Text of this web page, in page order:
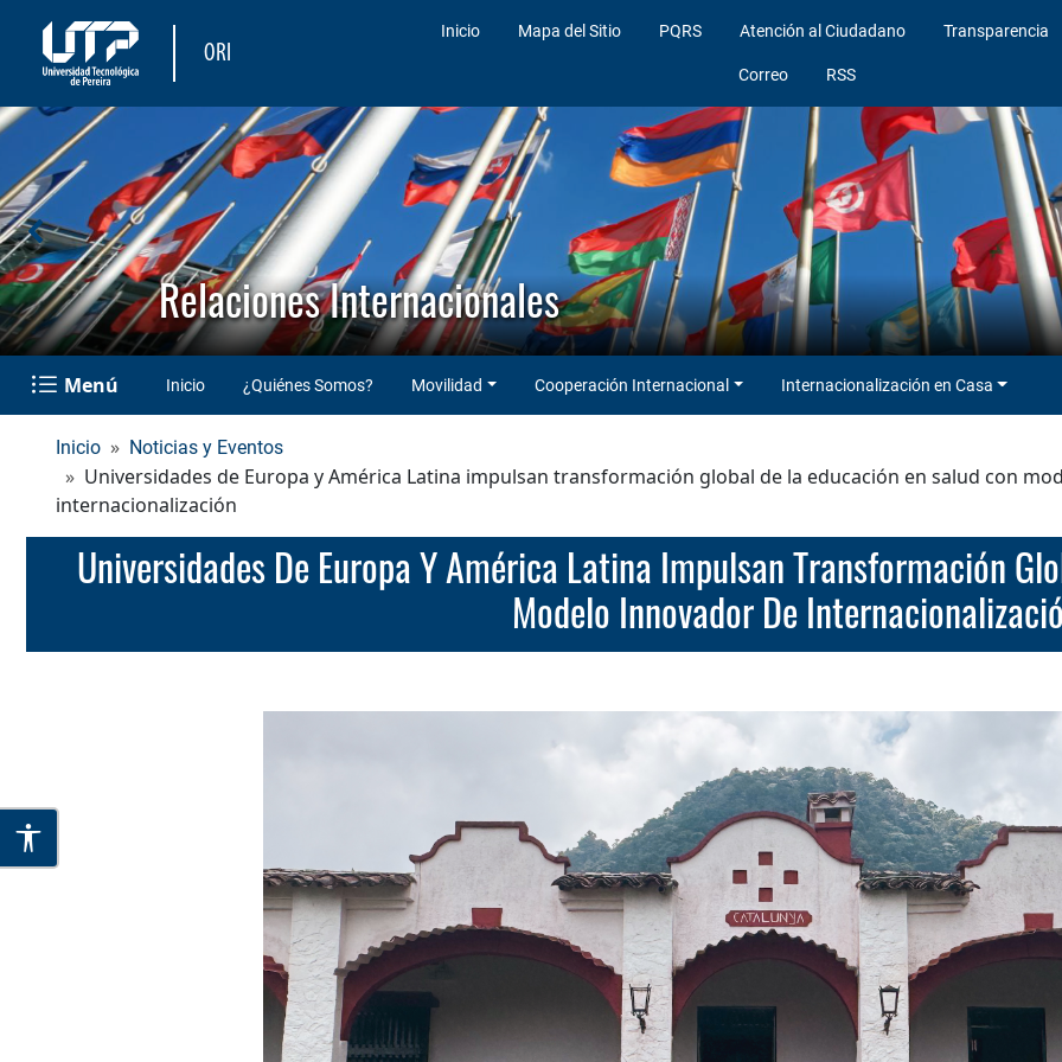
ORI
Inicio Mapa del Sitio PQRS Atención al Ciudadano Transparencia
Correo RSS
Relaciones Internacionales
Menú Inicio ¿Quiénes Somos? Movilidad Cooperación Internacional Internacionalización en Casa
Inicio Noticias y Eventos
Universidades de Europa y América Latina impulsan transformación global de la educación en salud con
internacionalización
Universidades De Europa Y América Latina Impulsan Transformación Global De La Educación En Salud Con
Modelo Innovador De